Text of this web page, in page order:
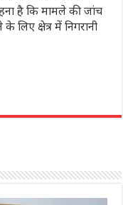
है कि मामले की जांच
लिए क्षेत्र में निगरानी